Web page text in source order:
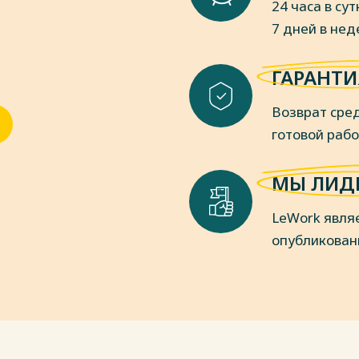
24 часа в
7 дней в
Возврат
готовой
МЫ
LeWork